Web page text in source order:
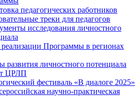
педагогических работников
треки для педагогов
исследования личностного
Программы в регионах
развития личностного потенциала
ЦРЛП
фестиваль «В диалоге 2025»
научно-практическая